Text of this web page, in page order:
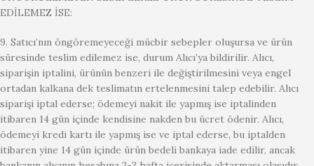
EDİLEMEZ İSE:
9. Satıcı’nın öngöremeyeceği mücbir sebepler oluşursa ve ürün
süresinde teslim edilemez ise, durum Alıcı’ya bildirilir. Alıcı,
siparişin iptalini, ürünün benzeri ile değiştirilmesini veya engel
ortadan kalkana dek teslimatın ertelenmesini talep edebilir. Alıcı
siparişi iptal ederse; ödemeyi nakit ile yapmış ise iptalinden
itibaren 14 gün içinde kendisine nakden bu ücret ödenir. Alıcı,
ödemeyi kredi kartı ile yapmış ise ve iptal ederse, bu iptalden
itibaren yine 14 gün içinde ürün bedeli bankaya iade edilir, ancak